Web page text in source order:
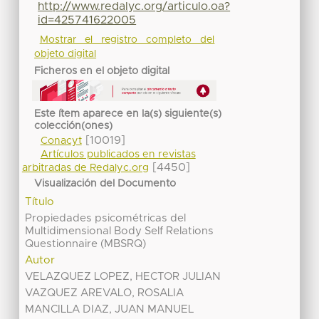
http://www.redalyc.org/articulo.oa?
id=425741622005
Mostrar el registro completo del
objeto digital
Ficheros en el objeto digital
Este ítem aparece en la(s) siguiente(s)
colección(ones)
Conacyt[10019]
Artículos publicados en revistas
arbitradas de Redalyc.org
[4450]
Visualización del Documento
Título
Propiedades psicométricas del
Multidimensional Body Self Relations
Questionnaire (MBSRQ)
Autor
VELAZQUEZ LOPEZ, HECTOR JULIAN
VAZQUEZ AREVALO, ROSALIA
MANCILLA DIAZ, JUAN MANUEL